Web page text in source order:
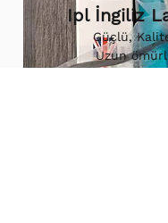
Ipl İngiliz
Güçlü,
Uzun